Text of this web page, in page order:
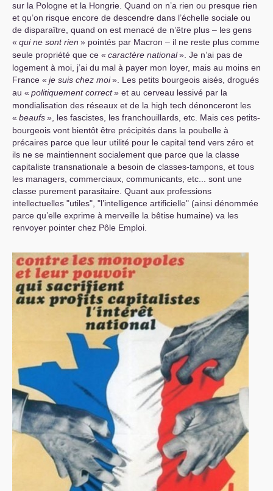
sur la Pologne et la Hongrie. Quand on n’a rien ou presque rien
et qu’on risque encore de descendre dans l’échelle sociale ou
de disparaître, quand on est menacé de n’être plus – les gens
« qui ne sont rien » pointés par Macron – il ne reste plus comme
seule propriété que ce « caractère national». Je n’ai pas de
logement à moi, j’ai du mal à payer mon loyer, mais au moins en
France « je suis chez moi». Les petits bourgeois aisés, drogués
au « politiquement correct» et au cerveau lessivé par la
mondialisation des réseaux et de la high tech dénonceront les
« beaufs», les fascistes, les franchouillards, etc. Mais ces petits-
bourgeois vont bientôt être précipités dans la poubelle à
précaires parce que leur utilité pour le capital tend vers zéro et
ils ne se maintiennent socialement que parce que la classe
capitaliste transnationale a besoin de classes-tampons, et tous
les managers, commerciaux, communicants, etc... sont une
classe purement parasitaire. Quant aux professions
intellectuelles "utiles", "l’intelligence artificielle" (ainsi dénommée
parce qu’elle exprime à merveille la bêtise humaine) va les
renvoyer pointer chez Pôle Emploi.